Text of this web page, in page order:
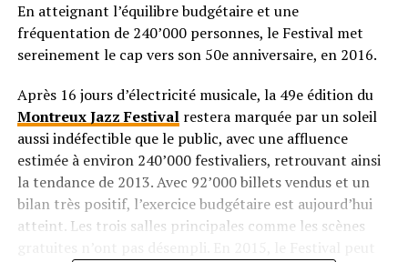
En atteignant l’équilibre budgétaire et une
fréquentation de 240’000 personnes, le Festival met
sereinement le cap vers son 50e anniversaire, en 2016.
Après 16 jours d’électricité musicale, la 49e édition du
Montreux Jazz Festivalrestera marquée par un soleil
aussi indéfectible que le public, avec une affluence
estimée à environ 240’000 festivaliers, retrouvant ainsi
la tendance de 2013. Avec 92’000 billets vendus et un
bilan très positif, l’exercice budgétaire est aujourd’hui
atteint. Les trois salles principales comme les scènes